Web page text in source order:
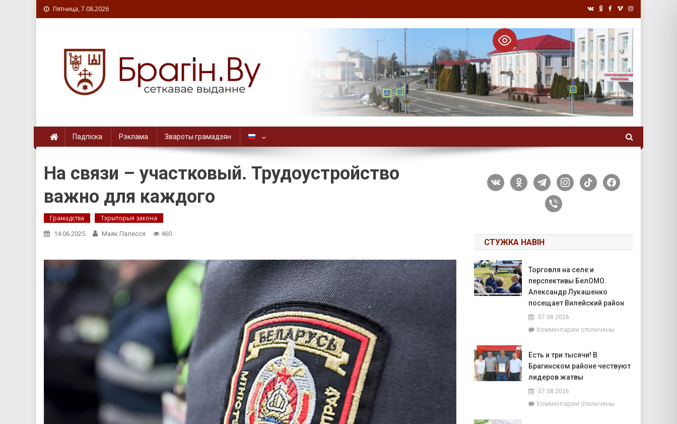
Пятница, 7.08.2026
Падпіска Рэклама Звароты грамадзян
На связи – участковый. Трудоустройство
важно для каждого
Грамадства Тэрыторыя закона
14.06.2025 Маяк Палесся 460
vkontakteodnoklassniki
telegraminstagram
tiktok facebook
viber
СТУЖКА НАВІН
Торговля на селе и
перспективы БелОМО.
Александр Лукашенко
посещает Вилейский район
07.08.2026
Комментариик
на
селе
и
Александр
отключены
Есть и три тысячи! В
Брагинском районе чествуют
лидеров жатвы
07.08.2026
Комментариикотключены